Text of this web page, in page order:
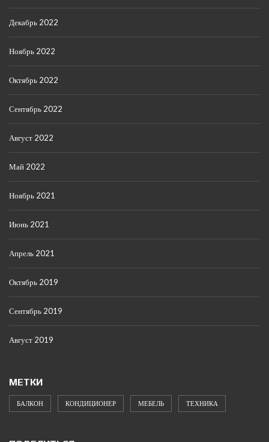
Декабрь 2022
Ноябрь 2022
Октябрь 2022
Сентябрь 2022
Август 2022
Май 2022
Ноябрь 2021
Июнь 2021
Апрель 2021
Октябрь 2019
Сентябрь 2019
Август 2019
МЕТКИ
БАЛКОН КОНДИЦИОНЕР МЕБЕЛЬ ТЕХНИКА